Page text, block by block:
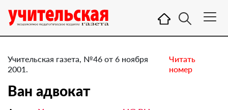
Учительская газета, №46 от 6 ноября
2001.
Читать
номер
Ван адвокат